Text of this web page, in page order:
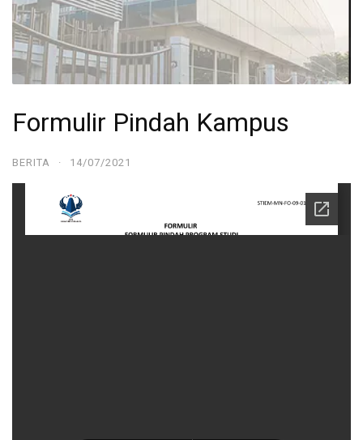
Formulir Pindah Kampus
BERITA · 14/07/2021